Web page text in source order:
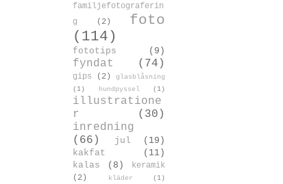
familjefotograferin
g
(2)
foto
(114)
fototips (9)
fyndat (74)
gips (2)
glasblåsning
(1)
hundpyssel (1)
illustratione
r
(30)
inredning
(66)
jul
(19)
kakfat
(11)
kalas
(8)
keramik
(2)
kläder (1)